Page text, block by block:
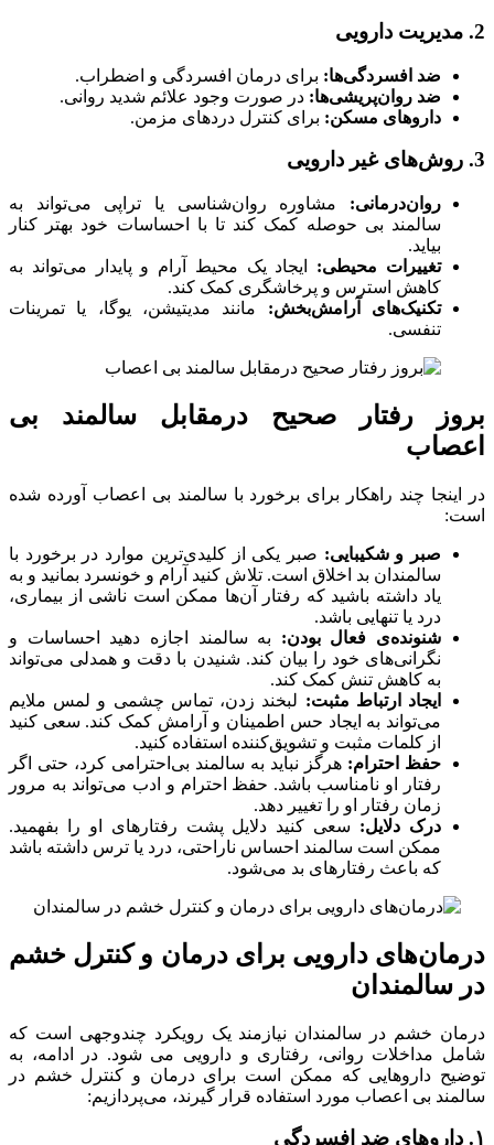
2. مدیریت دارویی
ضد افسردگی‌ها: برای درمان افسردگی و اضطراب.
ضد روان‌پریشی‌ها: در صورت وجود علائم شدید روانی.
داروهای مسکن: برای کنترل دردهای مزمن.
3. روش‌های غیر دارویی
روان‌درمانی: مشاوره روان‌شناسی یا تراپی می‌تواند به
سالمند بی حوصله کمک کند تا با احساسات خود بهتر کنار
بیاید.
تغییرات محیطی: ایجاد یک محیط آرام و پایدار می‌تواند به
کاهش استرس و پرخاشگری کمک کند.
تکنیک‌های آرامش‌بخش: مانند مدیتیشن، یوگا، یا تمرینات
تنفسی.
بروز رفتار صحیح درمقابل سالمند بی
اعصاب
در اینجا چند راهکار برای برخورد با سالمند بی اعصاب آورده شده
است:
صبر و شکیبایی: صبر یکی از کلیدی‌ترین موارد در برخورد با
سالمندان بد اخلاق است. تلاش کنید آرام و خونسرد بمانید و به
یاد داشته باشید که رفتار آن‌ها ممکن است ناشی از بیماری،
درد یا تنهایی باشد.
شنونده‌ی فعال بودن: به سالمند اجازه دهید احساسات و
نگرانی‌های خود را بیان کند. شنیدن با دقت و همدلی می‌تواند
به کاهش تنش کمک کند.
ایجاد ارتباط مثبت: لبخند زدن، تماس چشمی و لمس ملایم
می‌تواند به ایجاد حس اطمینان و آرامش کمک کند. سعی کنید
از کلمات مثبت و تشویق‌کننده استفاده کنید.
حفظ احترام: هرگز نباید به سالمند بی‌احترامی کرد، حتی اگر
رفتار او نامناسب باشد. حفظ احترام و ادب می‌تواند به مرور
زمان رفتار او را تغییر دهد.
درک دلایل: سعی کنید دلایل پشت رفتارهای او را بفهمید.
ممکن است سالمند احساس ناراحتی، درد یا ترس داشته باشد
که باعث رفتارهای بد می‌شود.
درمان‌های دارویی برای درمان و کنترل خشم
در سالمندان
درمان خشم در سالمندان نیازمند یک رویکرد چندوجهی است که
شامل مداخلات روانی، رفتاری و دارویی می شود. در ادامه، به
توضیح داروهایی که ممکن است برای درمان و کنترل خشم در
سالمند بی اعصاب مورد استفاده قرار گیرند، می‌پردازیم:
۱. داروهای ضد افسردگی